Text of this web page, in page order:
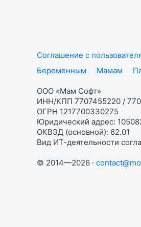
Соглашение с
Беременным
Мамам
ООО «Мам Софт»
ИНН/КПП 7707455220 /
ОГРН 1217700330275
Юридический адрес:
ОКВЭД (основной): 62.01
Вид ИТ-деятельности
© 2014—2026 ·